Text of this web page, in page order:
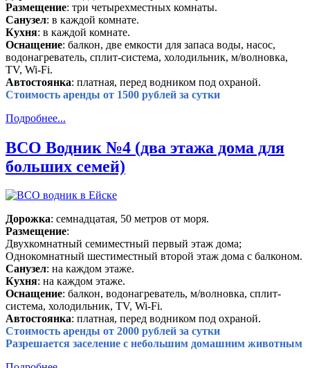
Размещение: три четырехместных комнаты.
Санузел: в каждой комнате.
Кухня: в каждой комнате.
Оснащение: балкон, две емкости для запаса воды, насос,
водонагреватель, сплит-система, холодильник, м/волновка,
TV, Wi-Fi.
Автостоянка: платная, перед водником под охраной.
Стоимость аренды от 1500 рублей за сутки
Подробнее...
ВСО Водник №4 (два этажа дома для
больших семей)
Дорожка: семнадцатая, 50 метров от моря.
Размещение:
Двухкомнатный семиместный первый этаж дома;
Однокомнатный шестиместный второй этаж дома с балконом.
Санузел: на каждом этаже.
Кухня: на каждом этаже.
Оснащение: балкон, водонагреватель, м/волновка, сплит-
система, холодильник, TV, Wi-Fi.
Автостоянка: платная, перед водником под охраной.
Стоимость аренды от 2000 рублей за сутки
Разрешается заселение с небольшим домашним животным